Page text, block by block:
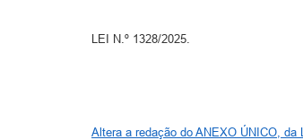
LEI N.º 1328/2025.
Altera a redação do ANEXO ÚNICO, da